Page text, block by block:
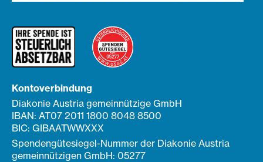
Kontoverbindung
Diakonie Austria gemeinnützige GmbH
IBAN: AT07 2011 1800 8048 8500
BIC: GIBAATWWXXX
Spendengütesiegel-Nummer der Diakonie Austria
gemeinnützigen GmbH: 05277